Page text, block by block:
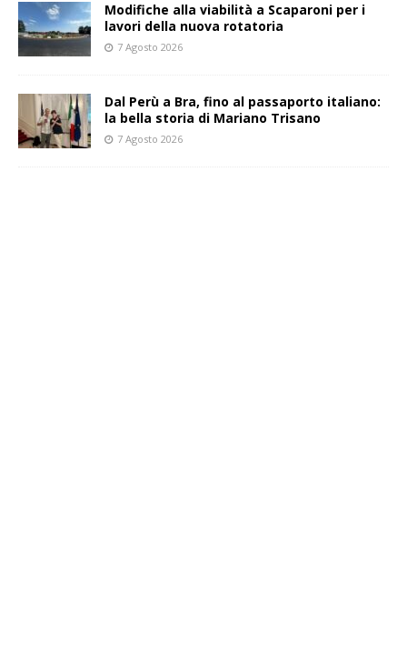
Modifiche alla viabilità a Scaparoni per i
lavori della nuova rotatoria
7 Agosto 2026
​Dal Perù a Bra, fino al passaporto italiano:
la bella storia di Mariano Trisano
7 Agosto 2026